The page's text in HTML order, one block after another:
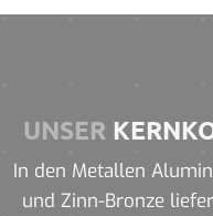
UNSER
In den Metallen
und Zinn-Bronze